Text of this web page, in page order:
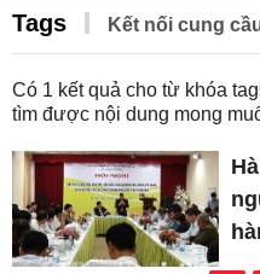
Tags Kết nối cung
Có 1 kết quả cho từ khóa
tìm được nội dung mong